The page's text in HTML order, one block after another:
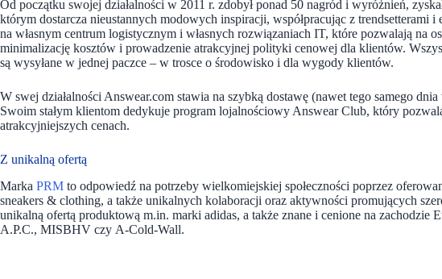
Od początku swojej działalności w 2011 r. zdobył ponad 50 nagród i wyróżnień,
którym dostarcza nieustannych modowych inspiracji, współpracując z trendsetterami i
na własnym centrum logistycznym i własnych rozwiązaniach IT, które pozwalają na
minimalizację kosztów i prowadzenie atrakcyjnej polityki cenowej dla klientów.
są wysyłane w jednej paczce – w trosce o środowisko i dla wygody klientów.
W swej działalności Answear.com stawia na szybką dostawę (nawet tego samego
Swoim stałym klientom dedykuje program lojalnościowy Answear Club, który
atrakcyjniejszych cenach.
Z unikalną ofertą
Marka PRM to odpowiedź na potrzeby wielkomiejskiej społeczności poprzez
sneakers & clothing, a także unikalnych kolaboracji oraz aktywności promujących
unikalną ofertą produktową m.in. marki adidas, a także znane i cenione na
A.P.C., MISBHV czy A-Cold-Wall.